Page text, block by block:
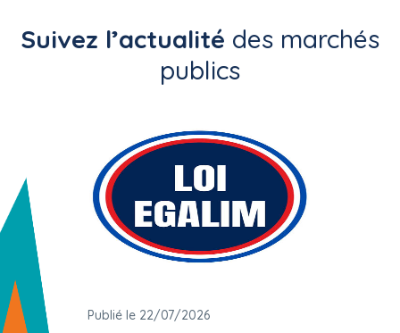
Suivez l’actualité des marchés
publics
Publié le 22/07/2026